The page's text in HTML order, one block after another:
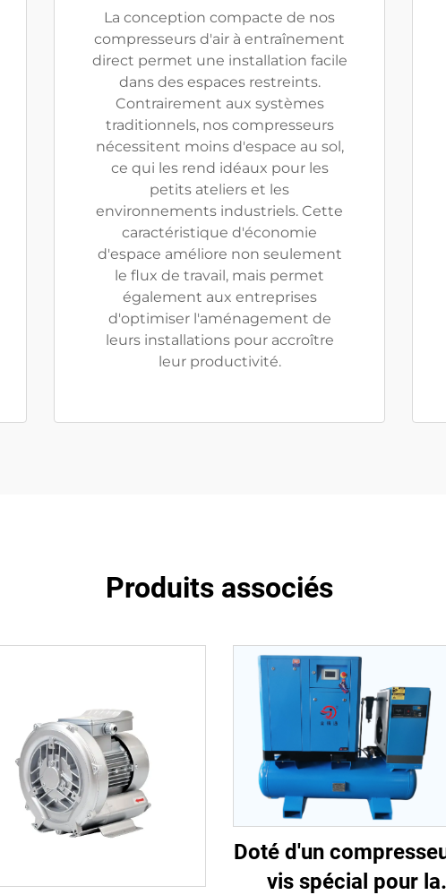
La conception compacte de nos
compresseurs d'air à entraînement
direct permet une installation facile
dans des espaces restreints.
Contrairement aux systèmes
traditionnels, nos compresseurs
nécessitent moins d'espace au sol,
ce qui les rend idéaux pour les
petits ateliers et les
environnements industriels. Cette
caractéristique d'économie
d'espace améliore non seulement
le flux de travail, mais permet
également aux entreprises
d'optimiser l'aménagement de
leurs installations pour accroître
leur productivité.
Produits associés
Doté d'un
vis spécial pour la